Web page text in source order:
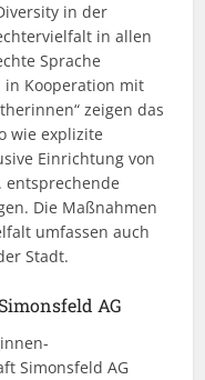
in der
in allen
Sprache
in Kooperation mit
zeigen das
wie explizite
Einrichtung von
entsprechende
Die Maßnahmen
umfassen auch
Stadt.
AG
Simonsfeld AG